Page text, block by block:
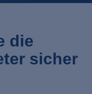
die
sicher